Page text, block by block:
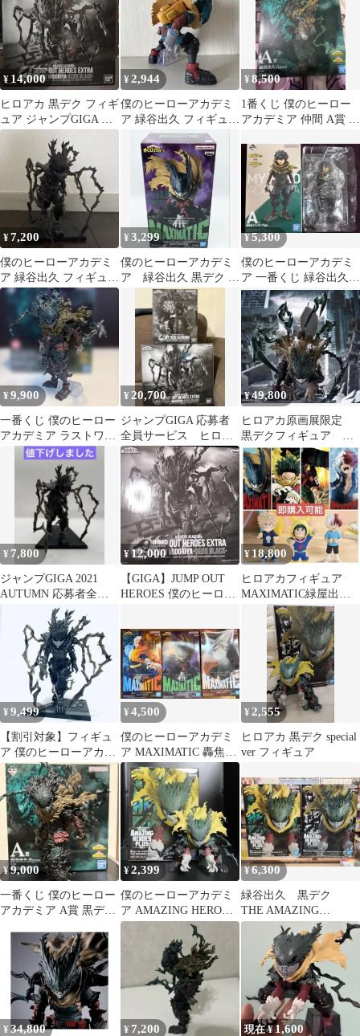
¥ 14,000
ヒロアカ 黒デク フィギ
ュア ジャンプGIGA 応
募者全員サービス
¥2,944
僕のヒーローアカデミ
ア 緑谷出久 フィギュア
一番くじ 正義のかたち
¥8,500
1番くじ 僕のヒーロー
アカデミア 仲間 A賞 緑
¥7,200
僕のヒーローアカデミ
ア 緑谷出久 フィギュア
黒デク
¥3,299
僕のヒーローアカデミ
ア 緑谷出久 黒デク フ
ィギュア
¥5,300
僕のヒーローアカデミ
ア 一番くじ 緑谷出久
フィギュア 黒デク
¥9,900
一番くじ 僕のヒーロー
アカデミア ラストワン
賞 緑谷出久 フィギュ
ア 箱付き
¥ 20,700
ジャンプGIGA 応募者
全員サービス ヒロア
カ 黒デク 爆轟 フ
ィギュア
¥49,800
ヒロアカ原画展限定
黒デクフィギュア 新
品未開封
¥ 7,800
ジャンプGIGA 2021
AUTUMN 応募者全員
サービス 黒デク
¥12,000
【GIGA】JUMP OUT
HEROES 僕のヒーロー
¥ 18,800
ヒロアカフィギュア
MAXIMATIC緑屋出久
爆豪勝己轟焦凍 黒デ
クちあぴこ 7体
¥9,499
【割引対象】フィギュ
ア 僕のヒーローアカデ
ミア 緑谷出久 黒デク
¥4,500
僕のヒーローアカデミ
ア MAXIMATIC 轟焦
凍 相澤消太 緑谷出
久 黒デク
¥2,555
ヒロアカ 黒デク special
ver フィギュア
¥9,000
一番くじ 僕のヒーロー
アカデミア A賞 黒デ
¥2,399
僕のヒーローアカデミ
ア AMAZING HEROES
PLUS【緑谷出久】
¥6,300
緑谷出久 黒デク
THE AMAZING
HEROES PLUS 2種セ
¥ 34,800 ¥ 7,200 現在 ¥1,600